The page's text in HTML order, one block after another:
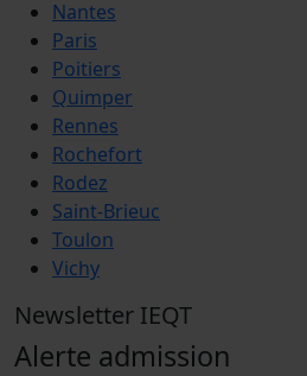
Nantes
Paris
Poitiers
Quimper
Rennes
Rochefort
Rodez
Saint-Brieuc
Toulon
Vichy
Newsletter IEQT
Alerte admission